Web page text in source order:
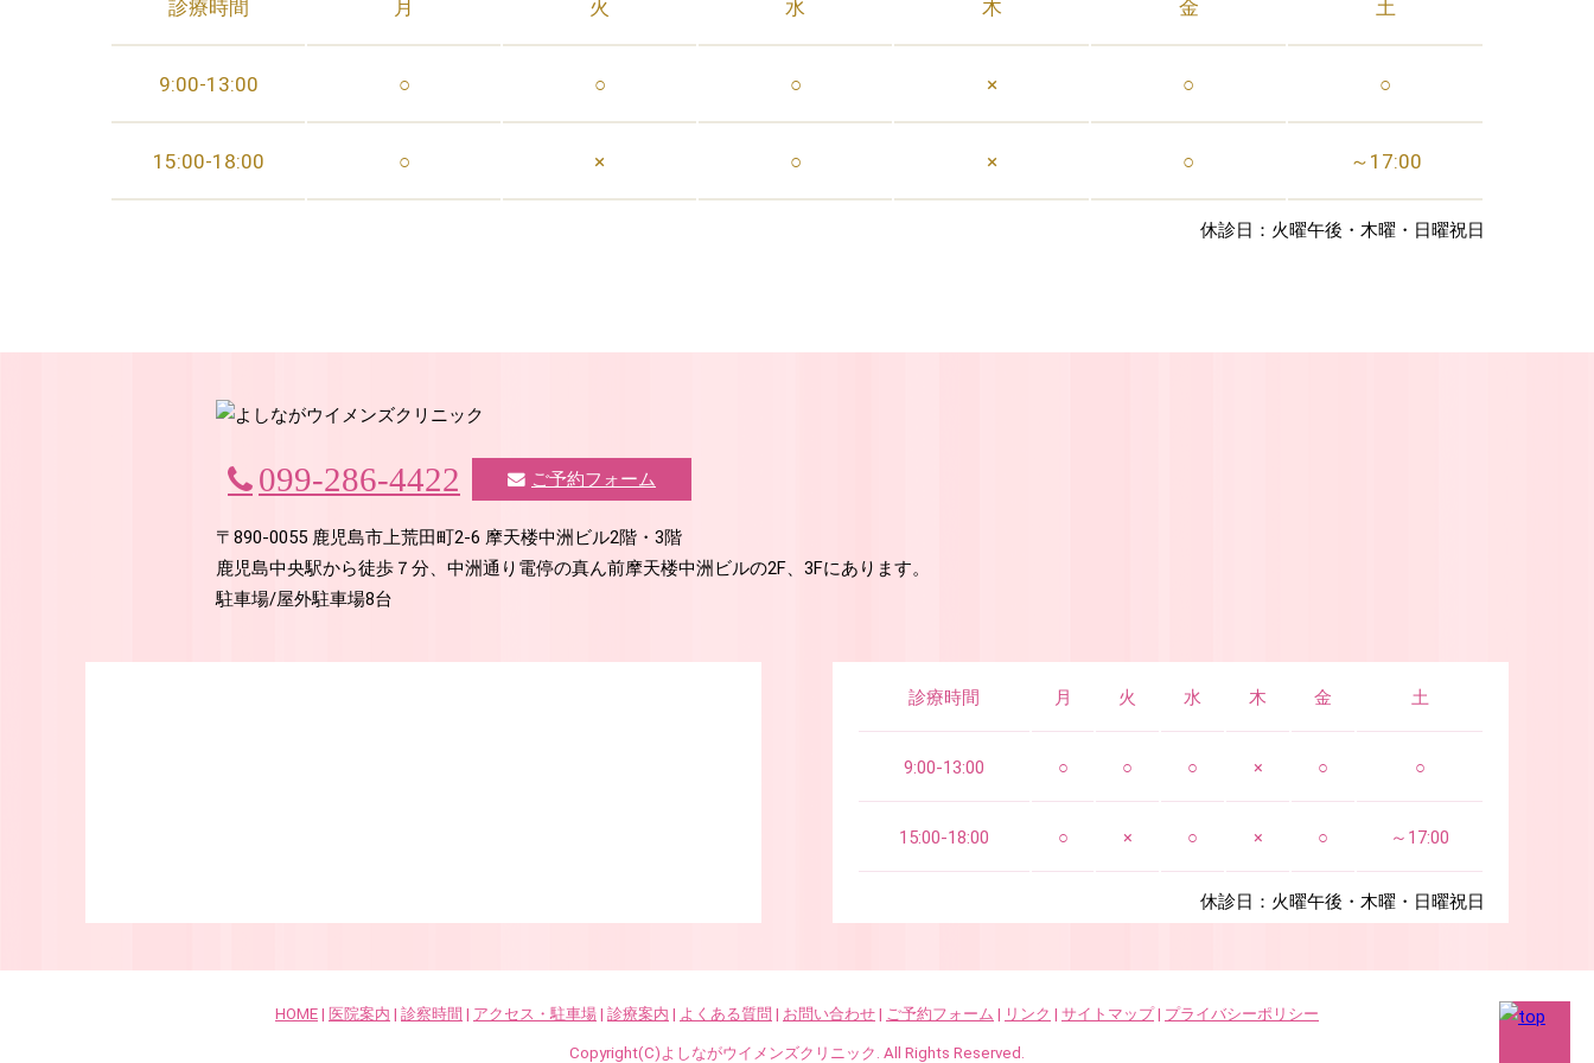
診療時間 月 火 水 木 金 土
9:00-13:00 ○ ○ ○ × ○ ○
15:00-18:00 ○ × ○ × ○ ～17:00
休診日：火曜午後・木曜・日曜祝日
099-286-4422 ご予約フォーム
〒890-0055 鹿児島市上荒田町2-6 摩天楼中洲ビル2階・3階
鹿児島中央駅から徒歩７分、中洲通り電停の真ん前摩天楼中洲ビルの2F、3Fにあります。
駐車場/屋外駐車場8台
診療時間 月 火 水 木 金 土
9:00-13:00 ○ ○ ○ × ○ ○
15:00-18:00 ○ × ○ × ○ ～17:00
休診日：火曜午後・木曜・日曜祝日
HOME | 医院案内 | 診察時間 | アクセス・駐車場 | 診療案内 | よくある質問 | お問い合わせ | ご予約フォーム | リンク | サイトマップ| プライバシーポリシー
Copyright(C)よしながウイメンズクリニック. All Rights Reserved.